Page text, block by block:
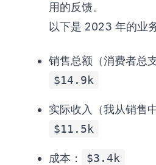
用的反馈。
以下是 2023 年的业
销售总额（消费者总
$14.9k
实际收入（我从销售
$11.5k
成本： $3.4k